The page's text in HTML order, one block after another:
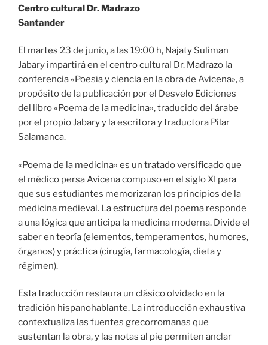
Centro cultural Dr. Madrazo
Santander
El martes 23 de junio, a las 19:00 h, Najaty Suliman
Jabary impartirá en el centro cultural Dr. Madrazo la
conferencia «Poesía y ciencia en la obra de Avicena», a
propósito de la publicación por el Desvelo Ediciones
del libro «Poema de la medicina», traducido del árabe
por el propio Jabary y la escritora y traductora Pilar
Salamanca.
«Poema de la medicina» es un tratado versificado que
el médico persa Avicena compuso en el siglo XI para
que sus estudiantes memorizaran los principios de la
medicina medieval. La estructura del poema responde
a una lógica que anticipa la medicina moderna. Divide el
saber en teoría (elementos, temperamentos, humores,
órganos) y práctica (cirugía, farmacología, dieta y
régimen).
Esta traducción restaura un clásico olvidado en la
tradición hispanohablante. La introducción exhaustiva
contextualiza las fuentes grecorromanas que
sustentan la obra, y las notas al pie permiten anclar